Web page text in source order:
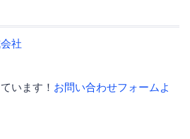
社
います！ お問い合わせフォームよ